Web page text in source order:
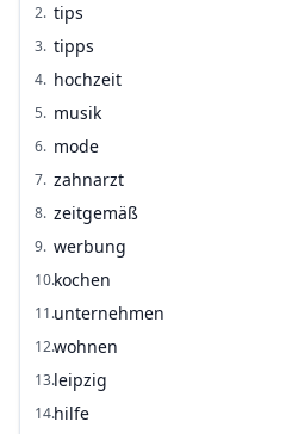
2. tips
3. tipps
4. hochzeit
5. musik
6. mode
7. zahnarzt
8. zeitgemäß
9. werbung
10.kochen
11.unternehmen
12.wohnen
13.leipzig
14.hilfe